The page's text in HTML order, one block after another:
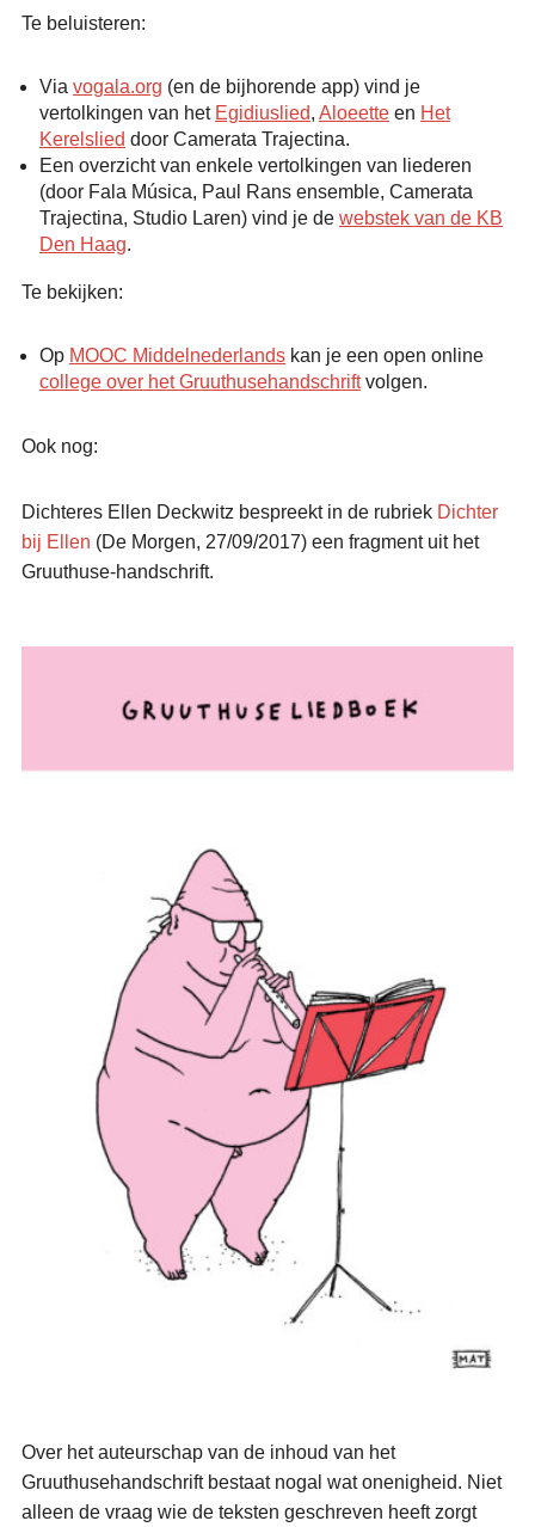
Te beluisteren:
Via vogala.org (en de bijhorende app) vind je
vertolkingen van het Egidiuslied, Aloeette en Het
Kerelslied door Camerata Trajectina.
Een overzicht van enkele vertolkingen van liederen
(door Fala Música, Paul Rans ensemble, Camerata
Trajectina, Studio Laren) vind je de webstek van de KB
Den Haag.
Te bekijken:
Op MOOC Middelnederlands kan je een open online
college over het Gruuthusehandschriftvolgen.
Ook nog:
Dichteres Ellen Deckwitz bespreekt in de rubriek Dichter
bij Ellen (De Morgen, 27/09/2017) een fragment uit het
Gruuthuse-handschrift.
Over het auteurschap van de inhoud van het
Gruuthusehandschrift bestaat nogal wat onenigheid. Niet
alleen de vraag wie de teksten geschreven heeft zorgt